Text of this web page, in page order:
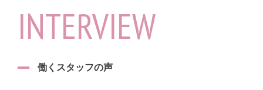
働くスタッフの声
INTERVIEW